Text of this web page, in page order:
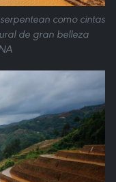
como cintas
de gran belleza